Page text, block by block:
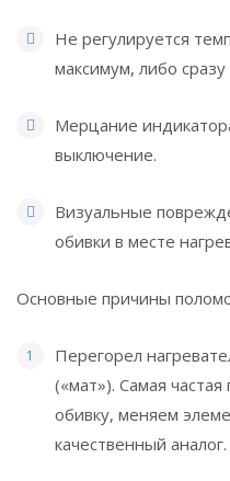
Не регулируется
максимум, либо сразу
Мерцание
выключение.
Визуальные
обивки в месте
Основные причины
Перегорел
(«мат»). Самая
обивку, меняем
качественный аналог.